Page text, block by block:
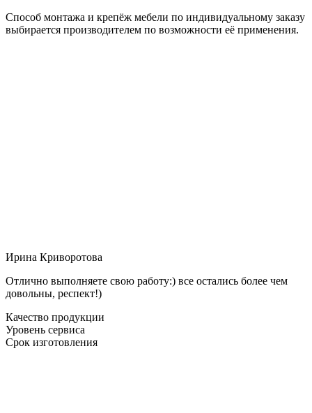
Способ монтажа и крепёж мебели по индивидуальному заказу
выбирается производителем по возможности её применения.
Ирина Криворотова
Отлично выполняете свою работу:) все остались более чем
довольны, респект!)
Качество продукции
Уровень сервиса
Срок изготовления